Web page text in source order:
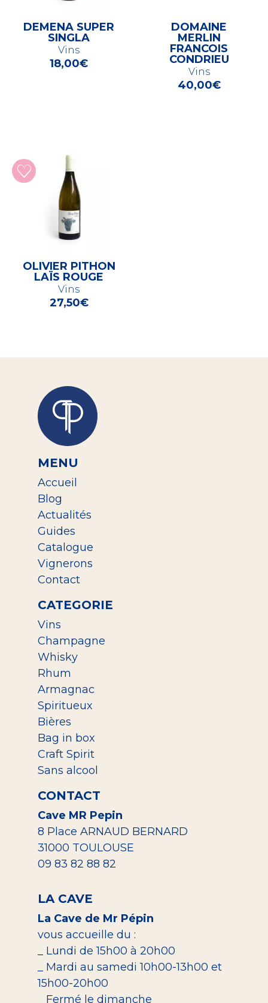
DEMENA SUPER
SINGLA
Vins
18,00€
DOMAINE
MERLIN
FRANCOIS
CONDRIEU
Vins
40,00€
OLIVIER PITHON
LAÏS ROUGE
Vins
27,50€
MENU
Accueil
Blog
Actualités
Guides
Catalogue
Vignerons
Contact
CATEGORIE
Vins
Champagne
Whisky
Rhum
Armagnac
Spiritueux
Bières
Bag in box
Craft Spirit
Sans alcool
CONTACT
Cave MR Pepin
8 Place ARNAUD BERNARD
31000 TOULOUSE
09 83 82 88 82
LA CAVE
La Cave de Mr Pépin
vous accueille du :
_ Lundi de 15h00 à 20h00
_ Mardi au samedi 10h00-13h00 et
15h00-20h00
_ Fermé le dimanche